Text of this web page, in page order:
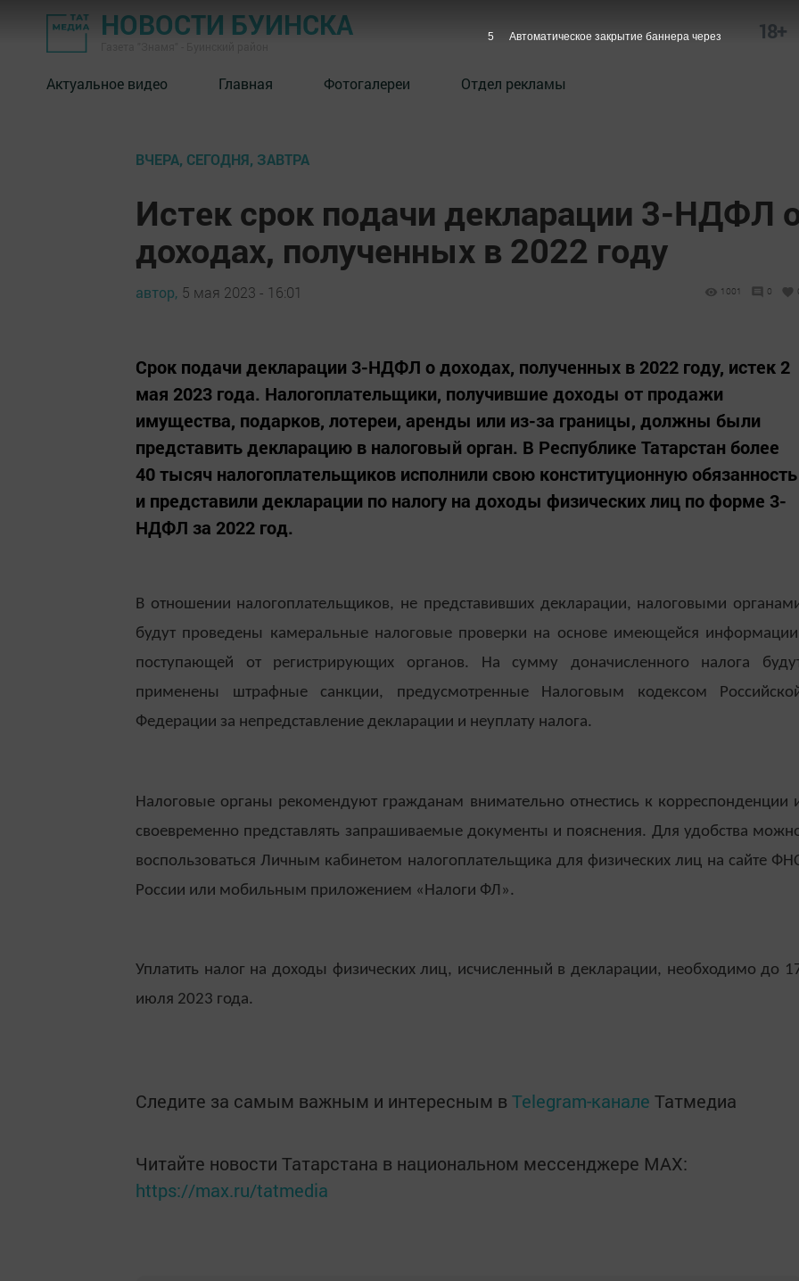
НОВОСТИ БУИНСКА 18+
Актуальное видео Главная Фотогалереи Отдел рекламы
ВЧЕРА, СЕГОДНЯ, ЗАВТРА
Истек срок подачи декларации 3-НДФЛ
доходах, полученных в 2022 году
автор, 5 мая 2023 - 16:01 1001 0
Срок подачи декларации 3-НДФЛ о доходах, полученных в 2022 году, истек 2
мая 2023 года. Налогоплательщики, получившие доходы от продажи
имущества, подарков, лотереи, аренды или из-за границы, должны были
представить декларацию в налоговый орган. В Республике Татарстан более
40 тысяч налогоплательщиков исполнили свою конституционную обязанность
и представили декларации по налогу на доходы физических лиц по форме 3-
НДФЛ за 2022 год.
В отношении налогоплательщиков, не представивших декларации, налоговыми
будут проведены камеральные налоговые проверки на основе имеющейся
поступающей от регистрирующих органов. На сумму доначисленного налога
применены штрафные санкции, предусмотренные Налоговым кодексом
Федерации за непредставление декларации и неуплату налога.
Налоговые органы рекомендуют гражданам внимательно отнестись к корреспонденции
своевременно представлять запрашиваемые документы и пояснения. Для удобства
воспользоваться Личным кабинетом налогоплательщика для физических лиц на сайте
России или мобильным приложением «Налоги ФЛ».
Уплатить налог на доходы физических лиц, исчисленный в декларации, необходимо до
июля 2023 года.
Следите за самым важным и интересным в Telegram-канале Татмедиа
Читайте новости Татарстана в национальном мессенджере MАХ:
https://max.ru/tatmedia
4 Автоматическое закрытие баннера через